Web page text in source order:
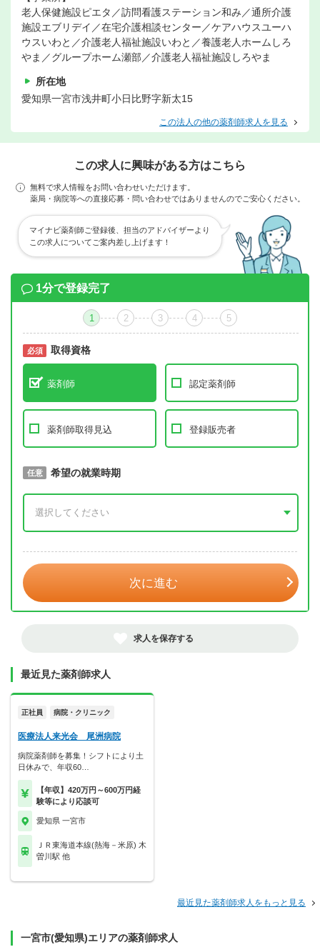
老人保健施設ピエタ／訪問看護ステーション和み／通所介護
施設エブリデイ／在宅介護相談センター／ケアハウスユーハ
ウスいわと／介護老人福祉施設いわと／養護老人ホームしろ
やま／グループホーム瀬部／介護老人福祉施設しろやま
所在地
愛知県一宮市浅井町小日比野字新太15
この法人の他の薬剤師求人を見る
この求人に興味がある方はこちら
無料で求人情報をお問い合わせいただけます。
薬局・病院等への直接応募・問い合わせではありませんのでご安心ください。
マイナビ薬剤師ご登録後、担当のアドバイザーより
この求人についてご案内差し上げます！
1分で登録完了
1 2 3 4 5
必須 取得資格
薬剤師 認定薬剤師
薬剤師取得見込 登録販売者
必須 取得予定年
任意 希望の就業時期
次に進む
求人を保存する
最近見た薬剤師求人
正社員 病院・クリニック
医療法人来光会 尾洲病院
病院薬剤師を募集！シフトにより土
日休みで、年収60…
【年収】420万円～600万円経
験等により応談可
愛知県 一宮市
ＪＲ東海道本線(熱海－米原) 木
曽川駅 他
最近見た薬剤師求人をもっと見る
一宮市(愛知県)エリアの薬剤師求人